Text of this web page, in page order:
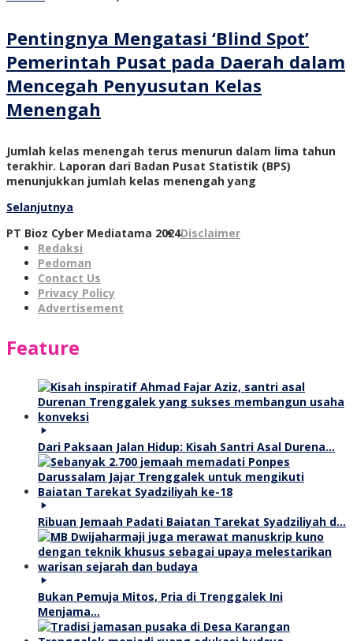
Pentingnya Mengatasi ‘Blind Spot’
Pemerintah Pusat pada Daerah dalam
Mencegah Penyusutan Kelas
Menengah
Jumlah kelas menengah terus menurun dalam lima tahun
terakhir. Laporan dari Badan Pusat Statistik (BPS)
menunjukkan jumlah kelas menengah yang
Selanjutnya
PT Bioz Cyber Mediatama 2024Disclaimer
Redaksi
Pedoman
Contact Us
Privacy Policy
Advertisement
Feature
Dari Paksaan Jalan Hidup: Kisah Santri Asal Durena…
Ribuan Jemaah Padati Baiatan Tarekat Syadziliyah d…
Bukan Pemuja Mitos, Pria di Trenggalek Ini
Menjama…